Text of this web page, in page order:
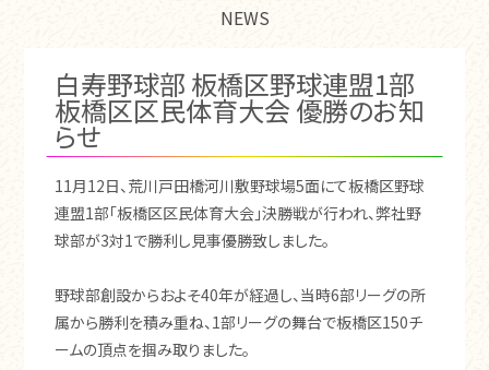
NEWS
白寿野球部 板橋区野球連盟1部
板橋区区民体育大会 優勝のお知
らせ
11月12日、荒川戸田橋河川敷野球場5面にて板橋区野球
連盟1部「板橋区区民体育大会」決勝戦が行われ、弊社野
球部が3対1で勝利し見事優勝致しました。
野球部創設からおよそ40年が経過し、当時6部リーグの所
属から勝利を積み重ね、1部リーグの舞台で板橋区150チ
ームの頂点を掴み取りました。